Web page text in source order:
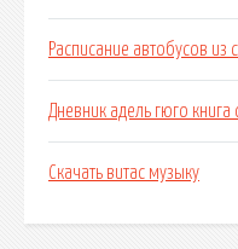
Расписание автобусов из
Дневник адель гюго книга
Скачать витас музыку